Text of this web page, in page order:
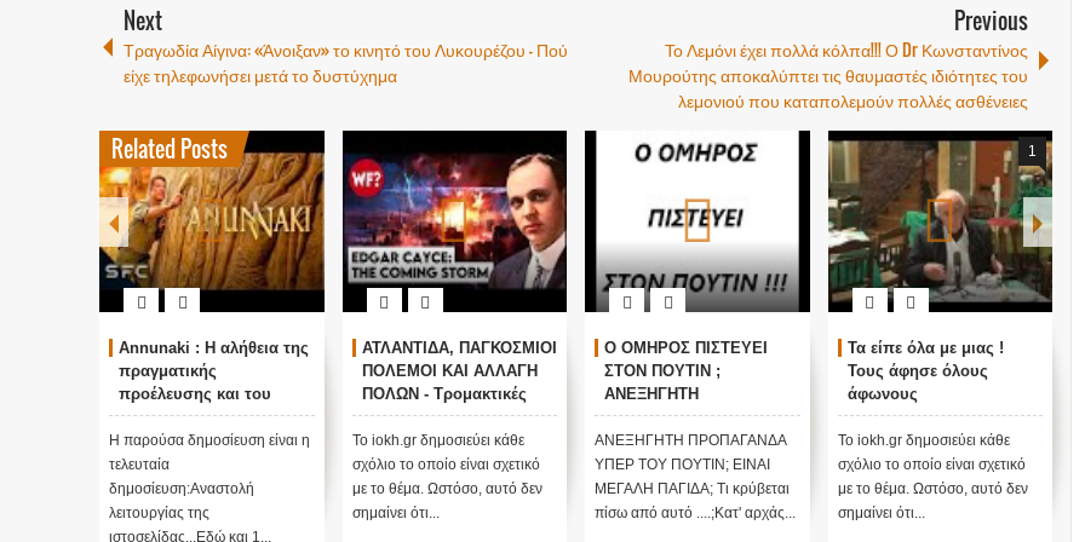
Next
Τραγωδία Αίγινα: «Άνοιξαν» το κινητό του Λυκουρέζου - Πού
είχε τηλεφωνήσει μετά το δυστύχημα
Previous
Το Λεμόνι έχει πολλά κόλπα!!! Ο Dr Κωνσταντίνος
Μουρούτης αποκαλύπτει τις θαυμαστές ιδιότητες του
λεμονιού που καταπολεμούν πολλές ασθένειες
Related Posts
Annunaki : Η αλήθεια της
πραγματικής
προέλευσης και του
σκοπού τους και
αναστολή λειτουργίας
μας ....
Η παρούσα δημοσίευση είναι η
τελευταία
δημοσίευση:Αναστολή
λειτουργίας της
ιστοσελίδας...Εδώ και 1...
ΑΤΛΑΝΤΙΔΑ, ΠΑΓΚΟΣΜΙΟΙ
ΠΟΛΕΜΟΙ ΚΑΙ ΑΛΛΑΓΗ
ΠΟΛΩΝ - Τρομακτικές
προβλέψεις του Edgar
Cayce (Video)
Το iokh.gr δημοσιεύει κάθε
σχόλιο το οποίο είναι σχετικό
με το θέμα. Ωστόσο, αυτό δεν
σημαίνει ότι...
Ο ΟΜΗΡΟΣ ΠΙΣΤΕΥΕΙ
ΣΤΟΝ ΠΟΥΤΙΝ ;
ΑΝΕΞΗΓΗΤΗ
ΠΡΟΠΑΓΑΝΔΑ ΥΠΕΡ ΤΟΥ
ΠΟΥΤΙΝ;
ΑΝΕΞΗΓΗΤΗ ΠΡΟΠΑΓΑΝΔΑ
ΥΠΕΡ ΤΟΥ ΠΟΥΤΙΝ; ΕΙΝΑΙ
ΜΕΓΑΛΗ ΠΑΓΙΔΑ; Τι κρύβεται
πίσω από αυτό ....;Κατ' αρχάς...
1
Τα είπε όλα με μιας !
Τους άφησε όλους
άφωνους
Το iokh.gr δημοσιεύει κάθε
σχόλιο το οποίο είναι σχετικό
με το θέμα. Ωστόσο, αυτό δεν
σημαίνει ότι...